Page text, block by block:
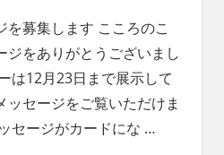
を募集します こころのこ
ジをありがとうございまし
は12月23日まで展示して
ッセージをご覧いただけま
セージがカードにな …